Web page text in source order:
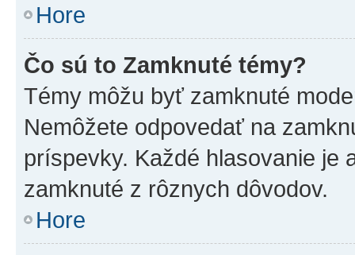
Hore
Čo sú to Zamknuté témy?
Témy môžu byť zamknuté
Nemôžete odpovedať na
príspevky. Každé hlasovanie je
zamknuté z rôznych dôvodov.
Hore